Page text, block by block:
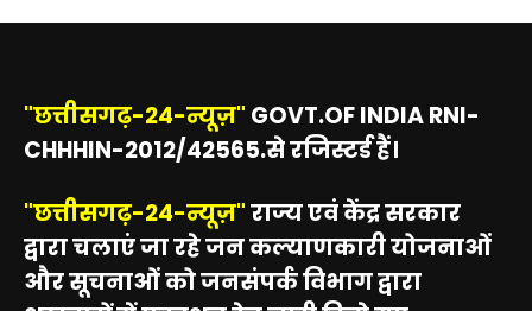
"छत्तीसगढ़-24-न्यूज़" GOVT.OF INDIA RNI-
CHHHIN-2012/42565.से रजिस्टर्ड हैं।
"छत्तीसगढ़-24-न्यूज़"राज्य एवं केंद्र सरकार
द्वारा चलाएं जा रहे जन कल्याणकारी योजनाओं
और सूचनाओं को जनसंपर्क विभाग द्वारा